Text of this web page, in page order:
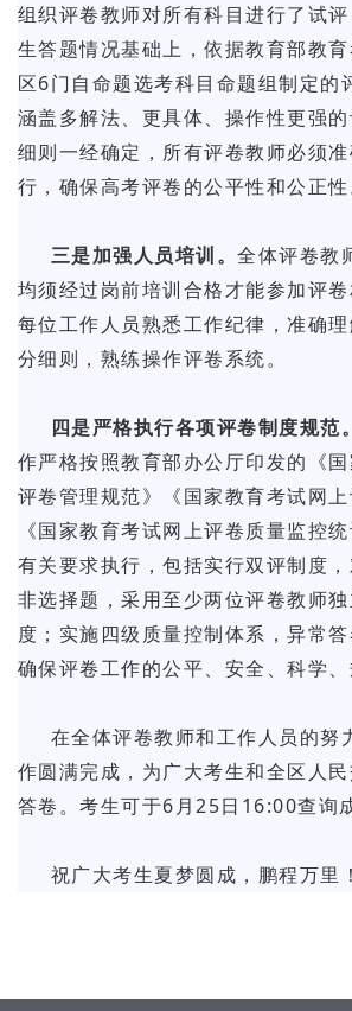
组织评卷教师对所有科目进行了试
生答题情况基础上，依据教育部教
区6门自命题选考科目命题组制定的
涵盖多解法、更具体、操作性更强
细则一经确定，所有评卷教师必须
行，确保高考评卷的公平性和公正性
三是加强人员培训。全体评卷教
均须经过岗前培训合格才能参加评
每位工作人员熟悉工作纪律，准确
分细则，熟练操作评卷系统。
四是严格执行各项评卷制度规范
作严格按照教育部办公厅印发的《
评卷管理规范》《国家教育考试网上
《国家教育考试网上评卷质量监控
有关要求执行，包括实行双评制度
非选择题，采用至少两位评卷教师
度；实施四级质量控制体系，异常答
确保评卷工作的公平、安全、科学、
在全体评卷教师和工作人员的努
作圆满完成，为广大考生和全区人
答卷。考生可于6月25日16:00查询
祝广大考生夏梦圆成，鹏程万里！